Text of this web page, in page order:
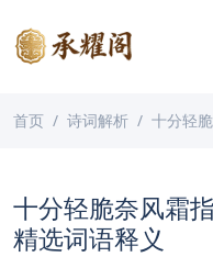
首页 诗词解析 十分轻脆
十分轻脆奈风霜
精选词语释义